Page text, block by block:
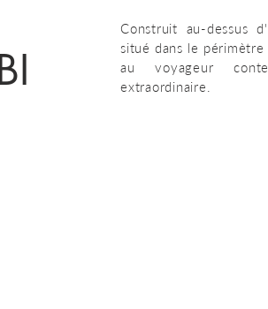
Construit au-dessus
situé dans le
au voyageur
extraordinaire.